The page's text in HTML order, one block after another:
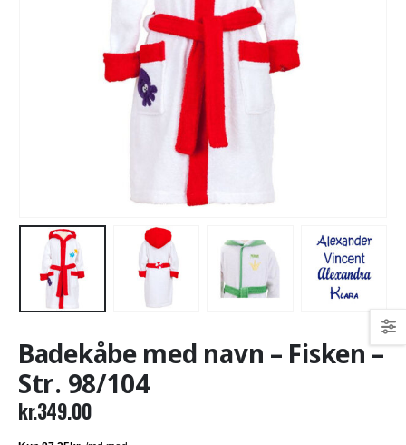
Badekåbe med navn – Fisken –
Str. 98/104
kr.349.00